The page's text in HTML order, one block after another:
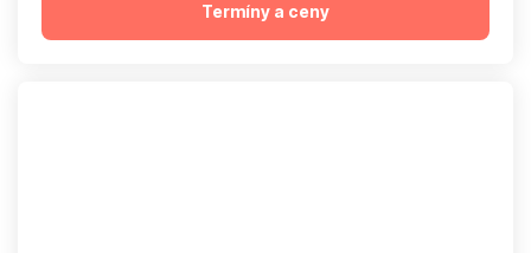
Termíny a ceny